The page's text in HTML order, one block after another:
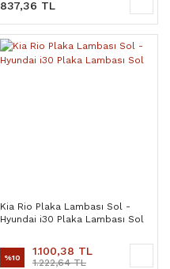
837,36 TL
Kia Rio Plaka Lambası Sol -
Hyundai i30 Plaka Lambası Sol
%10 1.100,38 TL
1.222,64 TL